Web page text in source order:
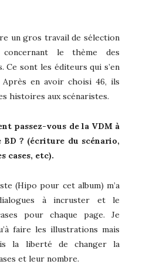
un gros travail de sélection
le thème des
Ce sont les éditeurs qui s’en
Après en avoir choisi 46, ils
histoires aux scénaristes.
passez-vous de la VDM à
BD ? (écriture du scénario,
cases, etc).
(Hipo pour cet album) m’a
à incruster et le
pour chaque page. Je
faire les illustrations mais
la liberté de changer la
et leur nombre.